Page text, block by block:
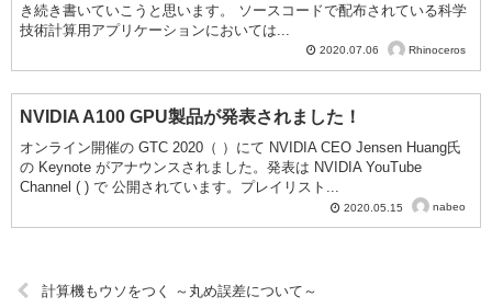
き続き書いていこうと思います。 ソースコードで配布されている科学
技術計算用アプリケーションにおいては...
2020.07.06 Rhinoceros
NVIDIA A100 GPU製品が発表されました！
オンライン開催の GTC 2020（ ）にて NVIDIA CEO Jensen Huang氏
の Keynote がアナウンスされました。発表は NVIDIA YouTube
Channel ( ) で 公開されています。プレイリスト...
2020.05.15 nabeo
計算機もウソをつく ～丸め誤差について～